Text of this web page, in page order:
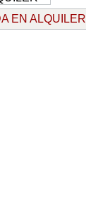
EN ALQUILER